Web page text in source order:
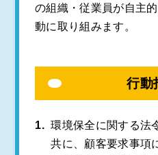
の組織・従業員が自主
動に取り組みます。
行動
環境保全に関する法
共に、顧客要求事項